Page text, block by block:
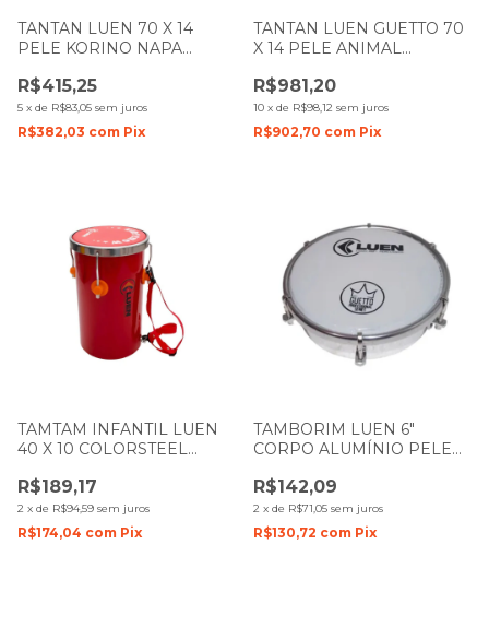
TANTAN LUEN 70 X 14
PELE KORINO NAPA
R$415,25
5 x de R$83,05 sem juros
R$382,03 com Pix
TANTAN LUEN GUETTO 70
X 14 PELE ANIMAL
R$981,20
10 x de R$98,12 sem juros
R$902,70 com Pix
TAMTAM INFANTIL LUEN
40 X 10 COLORSTEEL
VERMELHA
R$189,17
2 x de R$94,59 sem juros
R$174,04 com Pix
TAMBORIM LUEN 6"
CORPO ALUMÍNIO PELE
R$142,09
2 x de R$71,05 sem juros
R$130,72 com Pix